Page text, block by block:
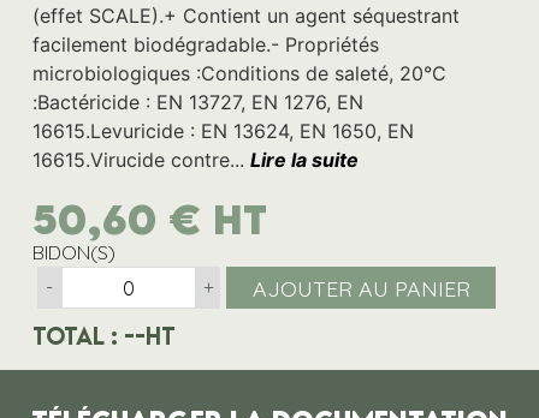
(effet SCALE).+ Contient un agent séquestrant
facilement biodégradable.- Propriétés
microbiologiques :Conditions de saleté, 20°C
:Bactéricide : EN 13727, EN 1276, EN
16615.Levuricide : EN 13624, EN 1650, EN
16615.Virucide contre... Lire la suite
50,60 € HT
BIDON(S)
-
+ AJOUTER AU PANIER
Total : --HT